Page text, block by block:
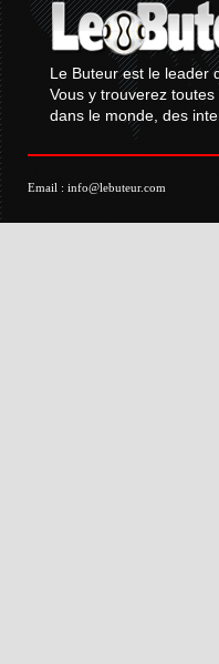
Le Buteur est le leader
Vous y trouverez
dans le monde, des
Email : info@lebuteur.com